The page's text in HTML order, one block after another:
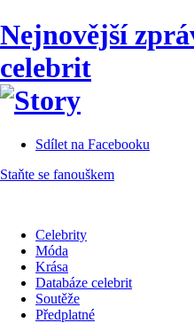
Nejnovější
celebrit
Sdílet na Facebooku
Staňte se fanouškem
Celebrity
Móda
Krása
Databáze celebrit
Soutěže
Předplatné